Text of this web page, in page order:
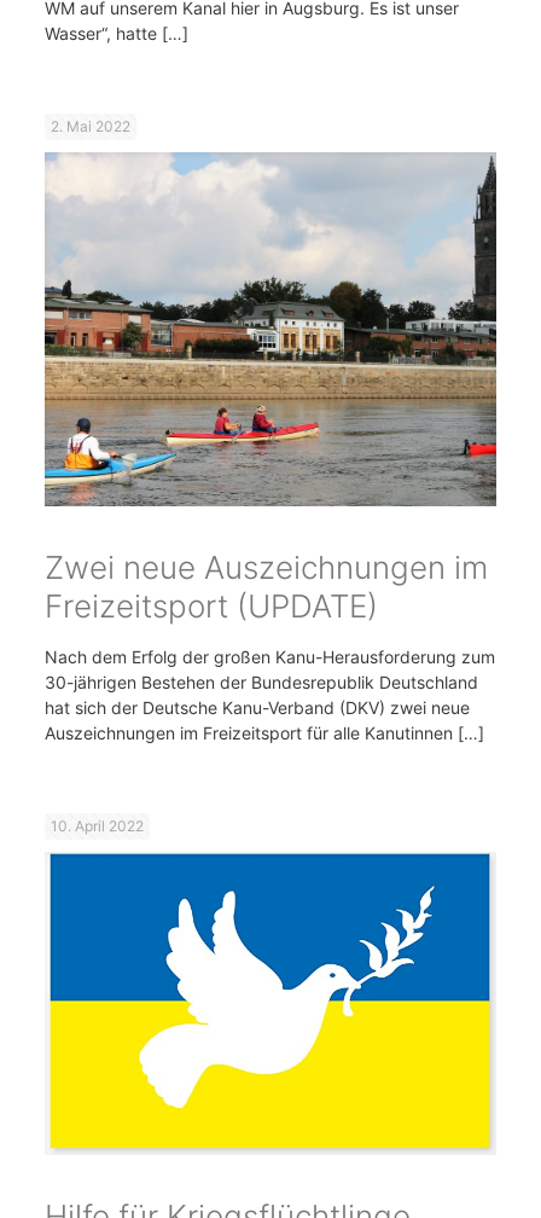
WM auf unserem Kanal hier in Augsburg. Es ist unser
Wasser“, hatte[…]
2. Mai 2022
Zwei neue Auszeichnungen im
Freizeitsport (UPDATE)
Nach dem Erfolg der großen Kanu-Herausforderung zum
30-jährigen Bestehen der Bundesrepublik Deutschland
hat sich der Deutsche Kanu-Verband (DKV) zwei neue
Auszeichnungen im Freizeitsport für alle Kanutinnen […]
10. April 2022